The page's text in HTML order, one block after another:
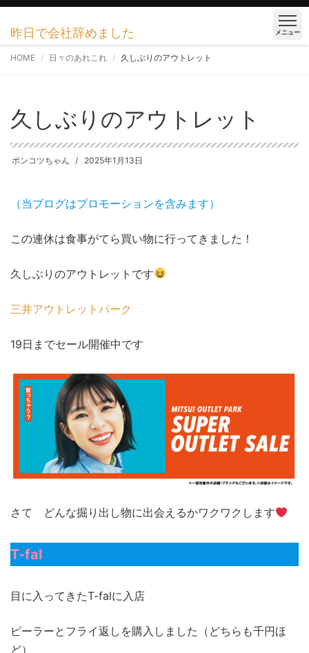
昨日で会社辞めました メニュー
HOME 日々のあれこれ 久しぶりのアウトレット
久しぶりのアウトレット
ポンコツちゃん 2025年1月13日
（当ブログはプロモーションを含みます）
この連休は食事がてら買い物に行ってきました！
久しぶりのアウトレットです
三井アウトレットパーク
19日までセール開催中です
さて どんな掘り出し物に出会えるかワクワクします
T-fal
目に入ってきたT-falに入店
ピーラーとフライ返しを購入しました（どちらも千円ほ
ど）